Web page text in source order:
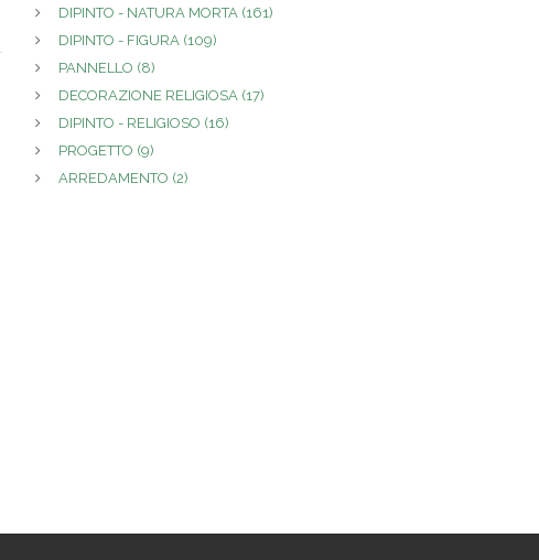
DIPINTO - NATURA MORTA (161)
DIPINTO - FIGURA (109)
PANNELLO (8)
DECORAZIONE RELIGIOSA (17)
DIPINTO - RELIGIOSO (16)
PROGETTO (9)
ARREDAMENTO (2)